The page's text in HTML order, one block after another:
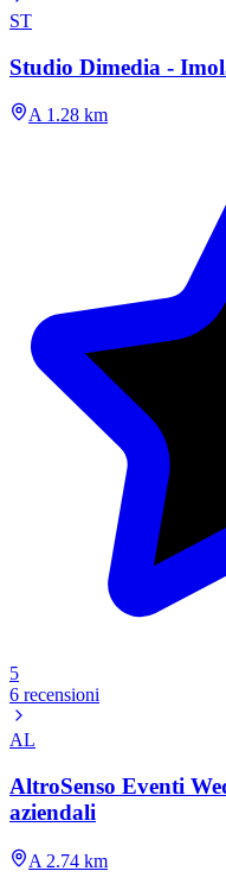
ST
Studio Dimedia -
A 1.28 km
5
6 recensioni
AL
AltroSenso Eventi
aziendali
A 2.74 km